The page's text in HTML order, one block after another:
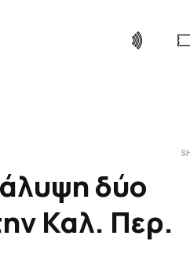
δύο
Καλ. Περ.